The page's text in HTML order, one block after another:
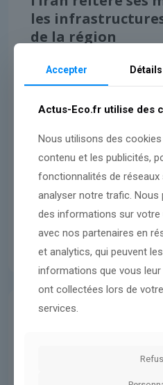
les
de la région
le nombre de cas
Accepter Détails
Actus-Eco.fr utilise des
Nous utilisons des
contenu et les publicités,
fonctionnalités de
analyser notre trafic.
des informations sur
avec nos partenaires en
et analytics, qui peuvent
informations que vous leur
ont collectées lors de
services.